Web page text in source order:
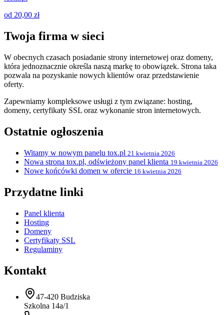
od 20,00 zł
Twoja firma w sieci
W obecnych czasach posiadanie strony internetowej oraz domeny,
która jednoznacznie określa naszą markę to obowiązek. Strona taka
pozwala na pozyskanie nowych klientów oraz przedstawienie
oferty.
Zapewniamy kompleksowe usługi z tym związane: hosting,
domeny, certyfikaty SSL oraz wykonanie stron internetowych.
Ostatnie ogłoszenia
Witamy w nowym panelu tox.pl 21 kwietnia 2026
Nowa strona tox.pl, odświeżony panel klienta 19 kwietnia 2026
Nowe końcówki domen w ofercie 16 kwietnia 2026
Przydatne linki
Panel klienta
Hosting
Domeny
Certyfikaty SSL
Regulaminy
Kontakt
47-420 Budziska
Szkolna 14a/1